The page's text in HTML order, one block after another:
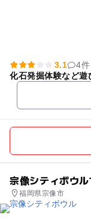
3.1
4件
化石発掘体験など
宗像シティボウ
福岡県宗像市